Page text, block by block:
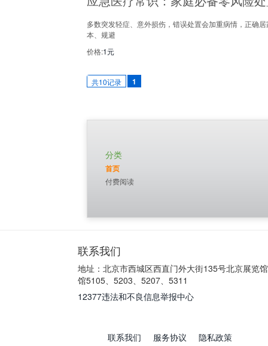
多数突发轻症、意外损伤，错误处置会加重病情，正确
本、规避
价格:1元
共10记录 1
分类
首页
付费阅读
联系我们
地址：北京市西城区西直门外大街135号北京展览
馆5105、5203、5207、5311
12377违法和不良信息举报中心
联系我们 服务协议 隐私政策